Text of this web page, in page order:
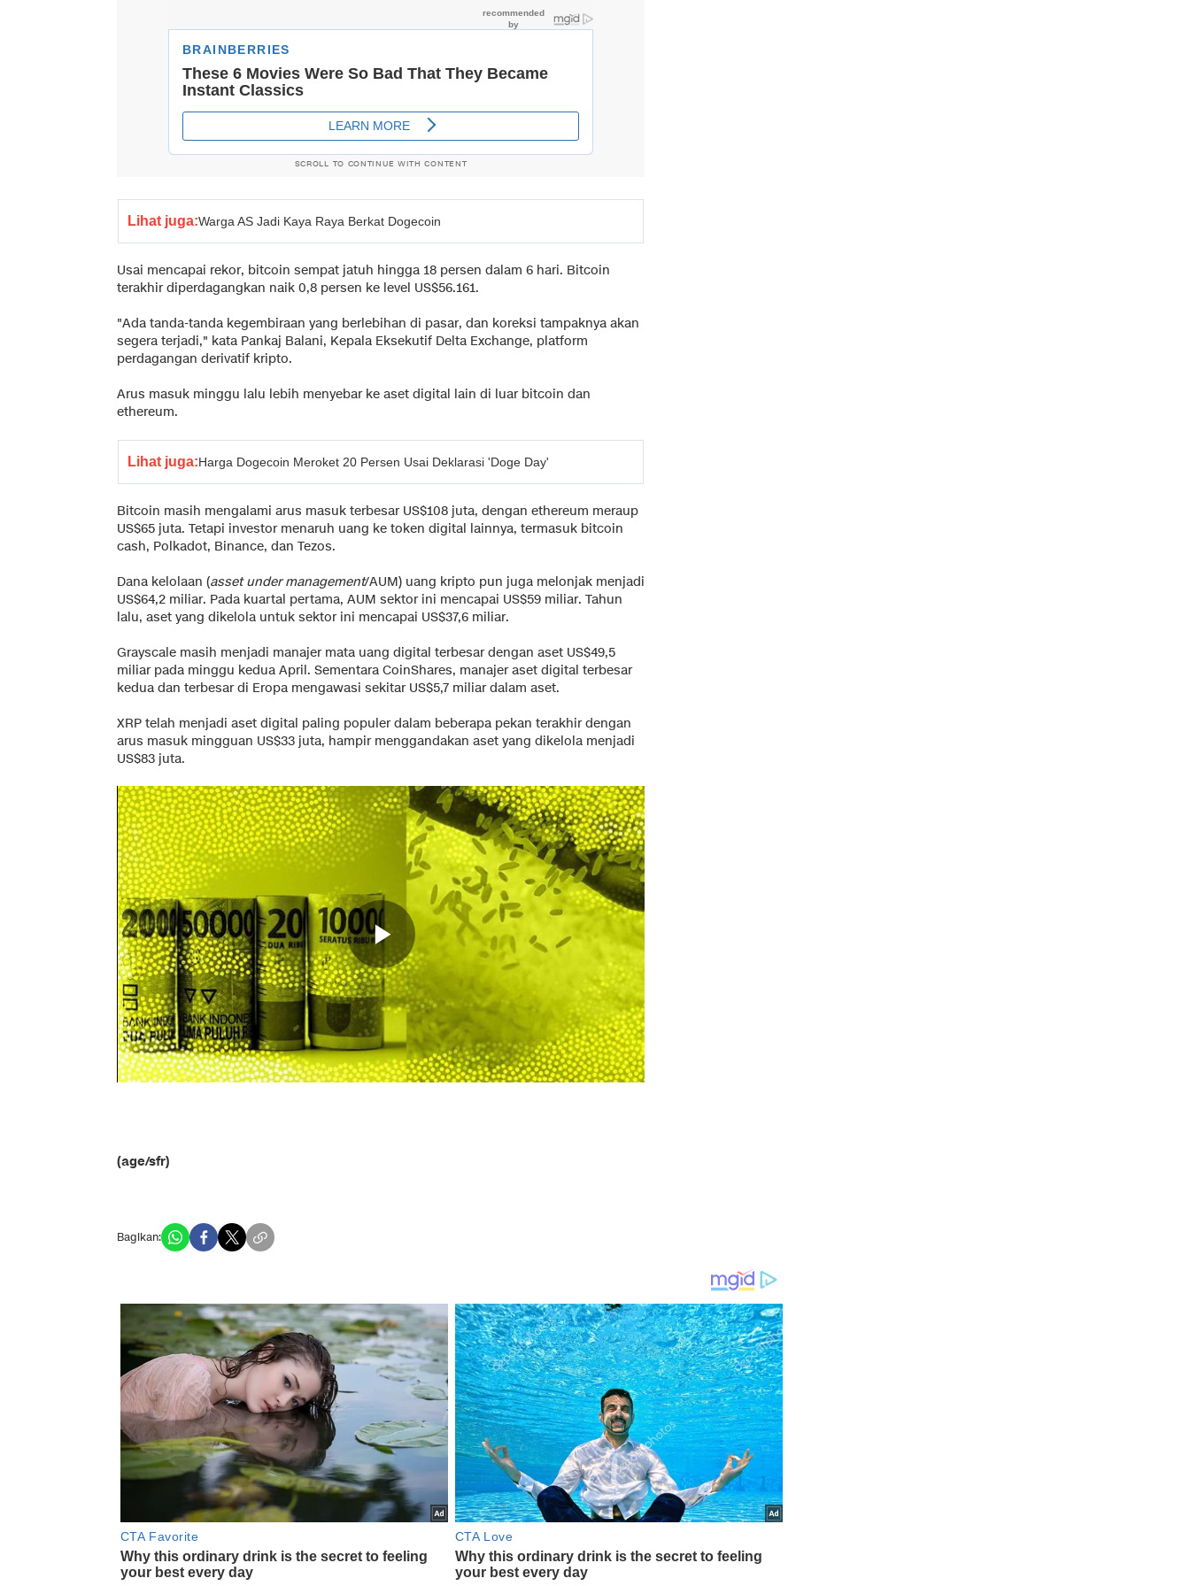
SCROLL TO CONTINUE WITH CONTENT
Lihat juga:Warga AS Jadi Kaya Raya Berkat Dogecoin
Usai mencapai rekor, bitcoin sempat jatuh hingga 18 persen dalam 6 hari. Bitcoin
terakhir diperdagangkan naik 0,8 persen ke level US$56.161.
"Ada tanda-tanda kegembiraan yang berlebihan di pasar, dan koreksi tampaknya akan
segera terjadi," kata Pankaj Balani, Kepala Eksekutif Delta Exchange, platform
perdagangan derivatif kripto.
Arus masuk minggu lalu lebih menyebar ke aset digital lain di luar bitcoin dan
ethereum.
Lihat juga:Harga Dogecoin Meroket 20 Persen Usai Deklarasi 'Doge Day'
Bitcoin masih mengalami arus masuk terbesar US$108 juta, dengan ethereum meraup
US$65 juta. Tetapi investor menaruh uang ke token digital lainnya, termasuk bitcoin
cash, Polkadot, Binance, dan Tezos.
Dana kelolaan (asset under management/AUM) uang kripto pun juga melonjak menjadi
US$64,2 miliar. Pada kuartal pertama, AUM sektor ini mencapai US$59 miliar. Tahun
lalu, aset yang dikelola untuk sektor ini mencapai US$37,6 miliar.
Grayscale masih menjadi manajer mata uang digital terbesar dengan aset US$49,5
miliar pada minggu kedua April. Sementara CoinShares, manajer aset digital terbesar
kedua dan terbesar di Eropa mengawasi sekitar US$5,7 miliar dalam aset.
XRP telah menjadi aset digital paling populer dalam beberapa pekan terakhir dengan
arus masuk mingguan US$33 juta, hampir menggandakan aset yang dikelola menjadi
US$83 juta.
(age/sfr)
Bagikan: